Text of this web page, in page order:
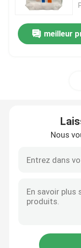
BOPP a
Sacs
EVA sac à
meilleur
Nous